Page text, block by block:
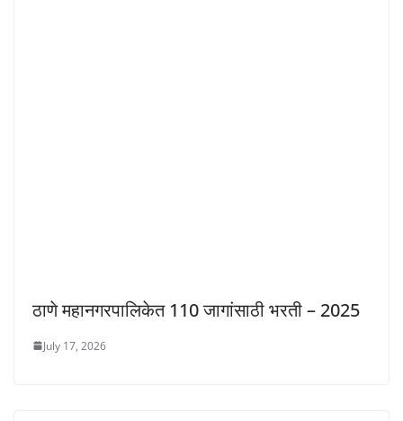
ठाणे महानगरपालिकेत 110 जागांसाठी भरती – 2025
July 17, 2026